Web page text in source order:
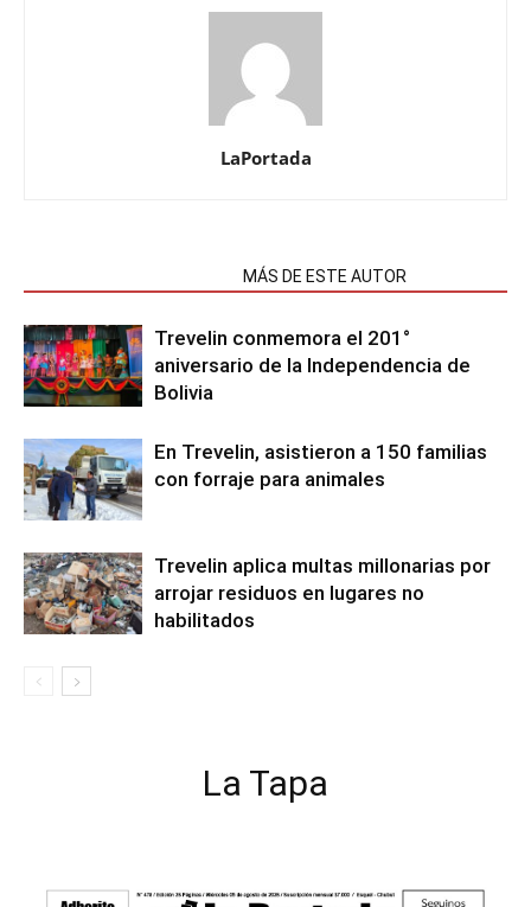
LaPortada
MÁS DE ESTE AUTOR
Trevelin conmemora el 201°
aniversario de la Independencia de
Bolivia
En Trevelin, asistieron a 150 familias
con forraje para animales
Trevelin aplica multas millonarias por
arrojar residuos en lugares no
habilitados
La Tapa